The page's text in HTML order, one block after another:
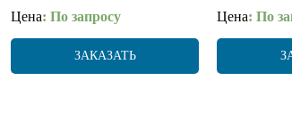
Цена: По запросу
ЗАКАЗАТЬ
Цена: По